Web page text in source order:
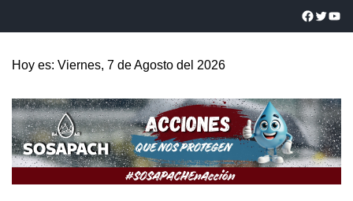
Hoy es: Viernes, 7 de Agosto del 2026